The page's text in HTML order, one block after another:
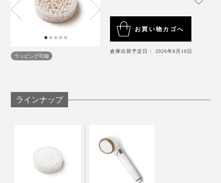
本品（左下）とシャワー水の残留塩素を緩和する「塩素除去カートリッジ」（右
ラッピング可能
お買い物カゴへ
倉庫出荷予定日： 2026年8月10日
ラインナップ